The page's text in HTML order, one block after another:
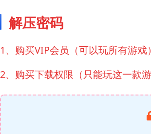
解压密码
1、购买VIP会员（可以玩所有游
2、购买下载权限（只能玩这一款